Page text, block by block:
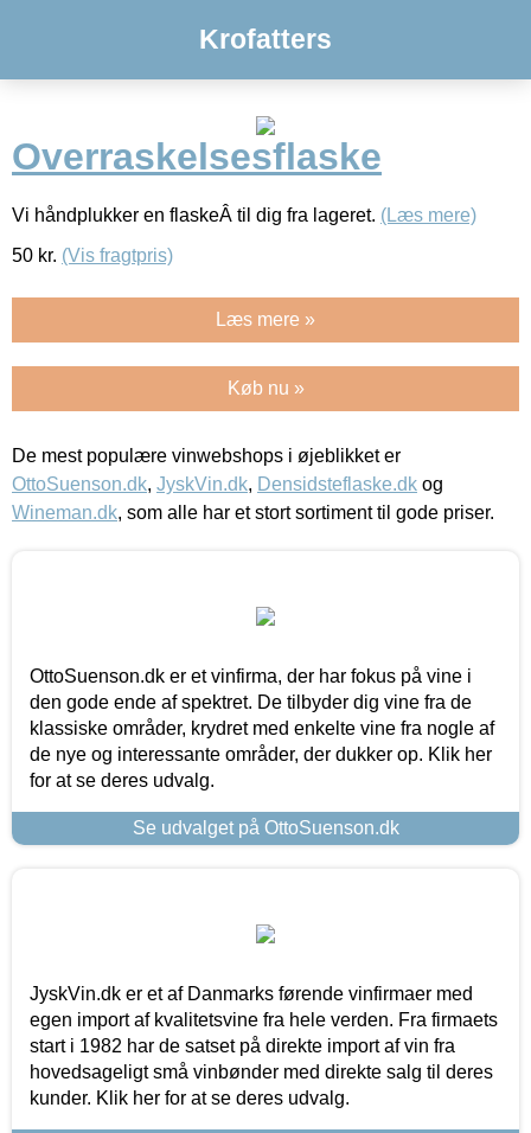
Krofatters
Overraskelsesflaske
Vi håndplukker en flaskeÂ til dig fra lageret. (Læs mere)
50 kr. (Vis fragtpris)
Læs mere »
Køb nu »
De mest populære vinwebshops i øjeblikket er
OttoSuenson.dk, JyskVin.dk, Densidsteflaske.dk og
Wineman.dk, som alle har et stort sortiment til gode priser.
OttoSuenson.dk er et vinfirma, der har fokus på vine i
den gode ende af spektret. De tilbyder dig vine fra de
klassiske områder, krydret med enkelte vine fra nogle af
de nye og interessante områder, der dukker op. Klik her
for at se deres udvalg.
Se udvalget på OttoSuenson.dk
JyskVin.dk er et af Danmarks førende vinfirmaer med
egen import af kvalitetsvine fra hele verden. Fra firmaets
start i 1982 har de satset på direkte import af vin fra
hovedsageligt små vinbønder med direkte salg til deres
kunder. Klik her for at se deres udvalg.